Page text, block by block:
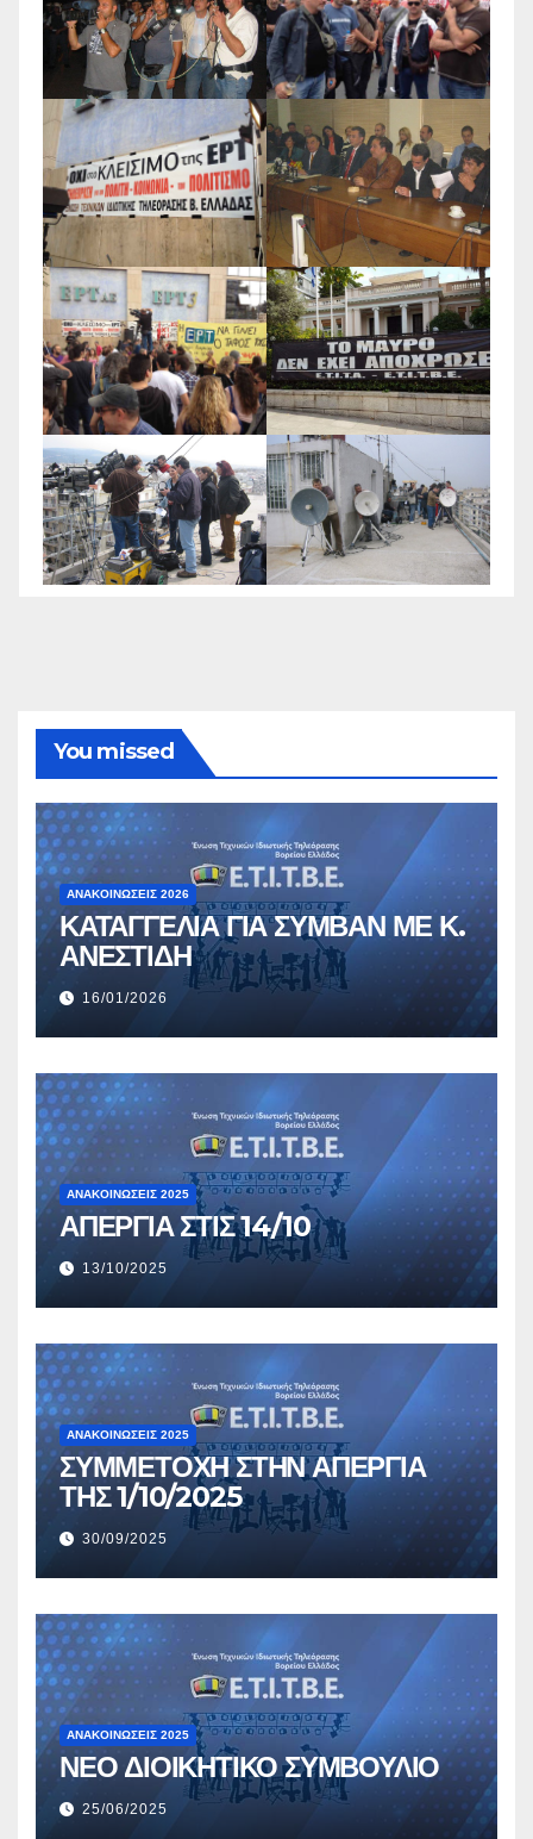
You missed
ΑΝΑΚΟΙΝΏΣΕΙΣ 2026
ΚΑΤΑΓΓΕΛΙΑ ΓΙΑ ΣΥΜΒΑΝ ΜΕ Κ.
ΑΝΕΣΤΙΔΗ
16/01/2026
ΑΝΑΚΟΙΝΏΣΕΙΣ 2025
ΑΠΕΡΓΙΑ ΣΤΙΣ 14/10
13/10/2025
ΑΝΑΚΟΙΝΏΣΕΙΣ 2025
ΣΥΜΜΕΤΟΧΗ ΣΤΗΝ ΑΠΕΡΓΙΑ
ΤΗΣ 1/10/2025
30/09/2025
ΑΝΑΚΟΙΝΏΣΕΙΣ 2025
ΝΕΟ ΔΙΟΙΚΗΤΙΚΟ ΣΥΜΒΟΥΛΙΟ
25/06/2025